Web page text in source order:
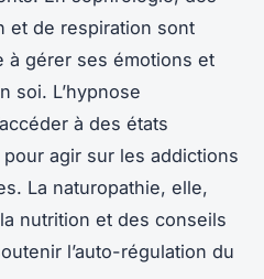
et de respiration sont
à gérer ses émotions et
soi. L’hypnose
à des états
agir sur les addictions
La naturopathie, elle,
nutrition et des conseils
l’auto-régulation du